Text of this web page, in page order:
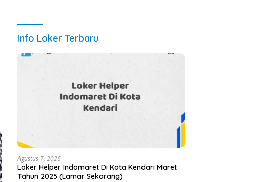
Info Loker Terbaru
Agustus 7, 2026
Loker Helper Indomaret Di Kota Kendari Maret
Tahun 2025 (Lamar Sekarang)